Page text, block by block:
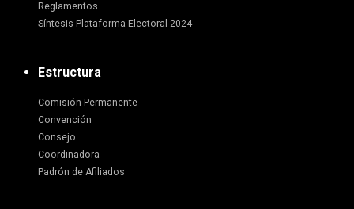
Reglamentos
Síntesis Plataforma Electoral 2024
Estructura
Comisión Permanente
Convención
Consejo
Coordinadora
Padrón de Afiliados